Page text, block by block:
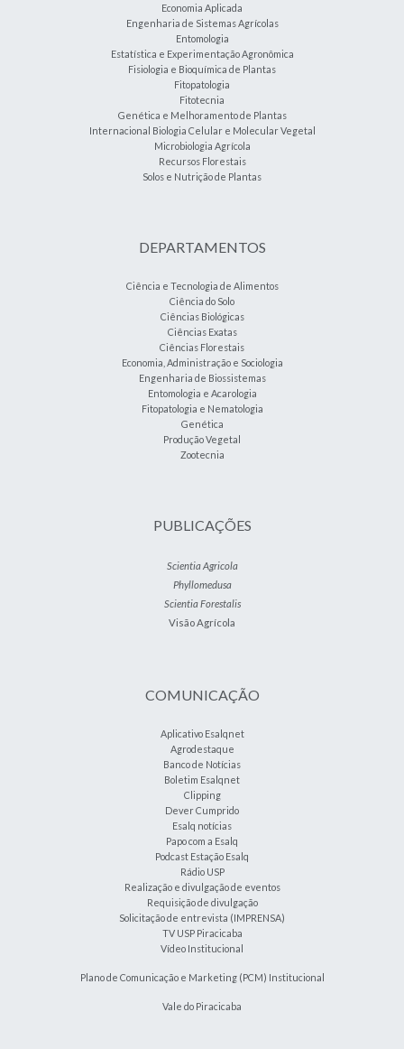
Economia Aplicada
Engenharia de Sistemas Agrícolas
Entomologia
Estatística e Experimentação Agronômica
Fisiologia e Bioquímica de Plantas
Fitopatologia
Fitotecnia
Genética e Melhoramento de Plantas
Internacional Biologia Celular e Molecular Vegetal
Microbiologia Agrícola
Recursos Florestais
Solos e Nutrição de Plantas
DEPARTAMENTOS
Ciência e Tecnologia de Alimentos
Ciência do Solo
Ciências Biológicas
Ciências Exatas
Ciências Florestais
Economia, Administração e Sociologia
Engenharia de Biossistemas
Entomologia e Acarologia
Fitopatologia e Nematologia
Genética
Produção Vegetal
Zootecnia
PUBLICAÇÕES
Scientia Agricola
Phyllomedusa
Scientia Forestalis
Visão Agrícola
COMUNICAÇÃO
Aplicativo Esalqnet
Agrodestaque
Banco de Notícias
Boletim Esalqnet
Clipping
Dever Cumprido
Esalq notícias
Papo com a Esalq
Podcast Estação Esalq
Rádio USP
Realização e divulgação de eventos
Requisição de divulgação
Solicitação de entrevista (IMPRENSA)
TV USP Piracicaba
Vídeo Institucional
Plano de Comunicação e Marketing (PCM) Institucional
Vale do Piracicaba